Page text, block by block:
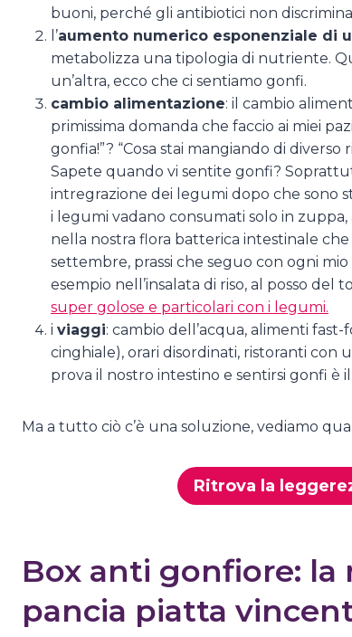
buoni, perché gli antibiotici non
l’aumento numerico esponenziale di
metabolizza una tipologia di nutriente.
un’altra, ecco che ci sentiamo gonfi.
cambio alimentazione: il cambio
primissima domanda che faccio ai miei
gonfia!”? “Cosa stai mangiando di diverso
Sapete quando vi sentite gonfi?
intregrazione dei legumi dopo che sono
i legumi vadano consumati solo in
nella nostra flora batterica intestinale
settembre, prassi che seguo con ogni
esempio nell’insalata di riso, al posso del
super golose e particolari con i legumi.
i viaggi: cambio dell’acqua, alimenti
cinghiale), orari disordinati, ristoranti
prova il nostro intestino e sentirsi gonfi è
Ma a tutto ciò c’è una soluzione, vediamo
Ritrova la
Box anti gonfiore:
pancia piatta